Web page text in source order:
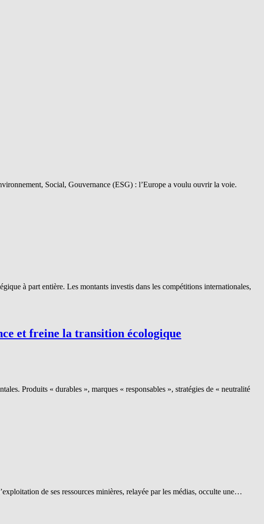
Social, Gouvernance (ESG) : l’Europe a voulu ouvrir la voie.
à part entière. Les montants investis dans les compétitions internationales,
et freine la transition écologique
Produits « durables », marques « responsables », stratégies de « neutralité
de ses ressources minières, relayée par les médias, occulte une…